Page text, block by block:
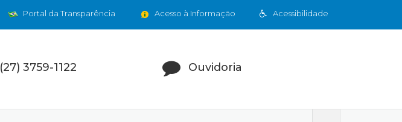
Acessibilidade
Acesso à Informação
Portal da Transparência
(27) 3759-1122 Ouvidoria